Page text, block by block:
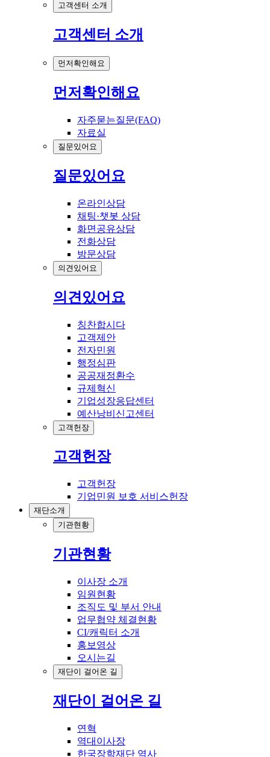
고객센터 소개
고객센터 소개
먼저확인해요
먼저확인해요
자주묻는질문(FAQ)
자료실
질문있어요
질문있어요
온라인상담
채팅·챗봇 상담
화면공유상담
전화상담
방문상담
의견있어요
의견있어요
칭찬합시다
고객제안
전자민원
행정심판
공공재정환수
규제혁신
기업성장응답센터
예산낭비신고센터
고객헌장
고객헌장
고객헌장
기업민원 보호 서비스헌장
재단소개
기관현황
기관현황
이사장 소개
임원현황
조직도 및 부서 안내
업무협약 체결현황
CI/캐릭터 소개
홍보영상
오시는길
재단이 걸어온 길
재단이 걸어온 길
연혁
역대이사장
한국장학재단 역사